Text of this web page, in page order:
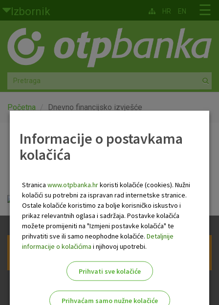
Skoči na glavni sadržaj
Izbornik
Građani
Privatno bankarstvo
Agro
Mala poduzeća i obrtnici
Globalna tržišta
O nama
☰
HR EN
Početna Dnevno financijsko izvješće
Dnevno financijsko
Dnevno financijsko izvješće.pdf
Prijava na newsletter OTP banke
Informacije o postavkama
kolačića
Stranica www.otpbanka.hrkoristi kolačiće (cookies). Nužni
kolačići su potrebni za ispravan rad internetske stranice.
Ostale kolačiće koristimo za bolje korisničko iskustvo i
prikaz relevantnih oglasa i sadržaja. Postavke kolačića
možete promijeniti na "Izmjeni postavke kolačića" te
prihvatiti sve ili samo neophodne kolačiće. Detaljnije
informacije o kolačićima i njihovoj upotrebi.
Prihvati sve kolačiće
Prihvaćam samo nužne kolačiće